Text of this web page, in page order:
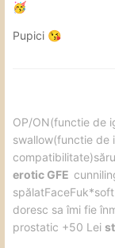
🥳
Pupici 😘
️OP/ON(functie de
swallow(functie de
erotic GFE
spălatFaceFuk*soft
doresc sa îmi fie
prostatic +50 Lei